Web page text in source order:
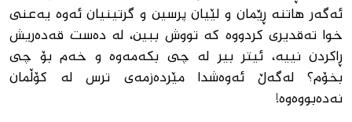
ئه‌گه‌ر هاتنه‌ ڕێمان و لێیان پرسین و گرتینیان ئه‌وه‌ یه‌عنى
خوا ته‌قدیرى کردووه‌ که‌ تووش ببین، له‌ ده‌ست قه‌ده‌ریش
ڕاکردن نییه‌، ئیتر بیر له ‌چى بکه‌مه‌وه‌ و خه‌م بۆ چى
بخۆم؟ له‌گه‌ڵ ئه‌وه‌شدا مێرده‌زمه‌ى ترس له‌ کۆڵمان
نه‌ده‌بووه‌وه‌!